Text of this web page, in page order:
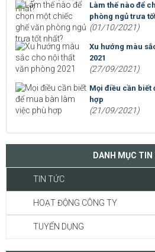
Làm thế nào để
phòng ngủ trưa
(01/10/2021)
Xu hướng màu
2021
(27/09/2021)
Mọi điều cần biết
hợp
(21/09/2021)
DANH MỤC TIN
TIN TỨC
HOẠT ĐỘNG CÔNG TY
TUYỂN DỤNG